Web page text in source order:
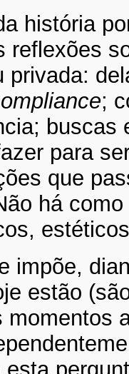
história
reflexões
privada:
;
buscas
para
que
há
impõe,
estão
momentos